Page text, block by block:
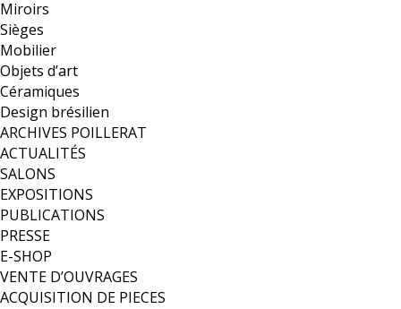
Miroirs
Sièges
Mobilier
Objets d’art
Céramiques
Design brésilien
ARCHIVES POILLERAT
ACTUALITÉS
SALONS
EXPOSITIONS
PUBLICATIONS
PRESSE
E-SHOP
VENTE D’OUVRAGES
ACQUISITION DE PIECES